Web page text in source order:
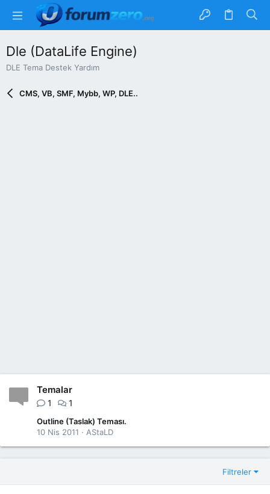
Dle (DataLife Engine)
DLE Tema Destek Yardım
CMS, VB, SMF, Mybb, WP, DLE..
Temalar
1 1
Outline (Taslak) Teması.
10 Nis 2011
AStaLD
Filtreler